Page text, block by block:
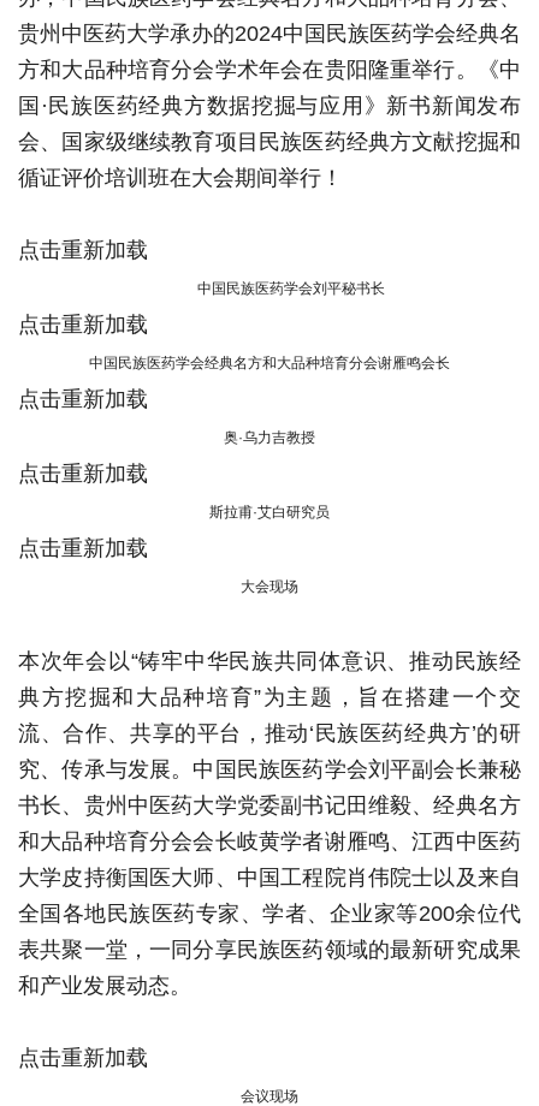
贵州中医药大学承办的2024中国民族医药学会经典名
方和大品种培育分会学术年会在贵阳隆重举行。《中
国·民族医药经典方数据挖掘与应用》新书新闻发布
会、国家级继续教育项目民族医药经典方文献挖掘和
循证评价培训班在大会期间举行！
点击重新加载
中国民族医药学会刘平秘书长
点击重新加载
中国民族医药学会经典名方和大品种培育分会谢雁鸣会长
点击重新加载
奥·乌力吉教授
点击重新加载
斯拉甫·艾白研究员
点击重新加载
大会现场
本次年会以“铸牢中华民族共同体意识、推动民族经
典方挖掘和大品种培育”为主题，旨在搭建一个交
流、合作、共享的平台，推动‘民族医药经典方’的研
究、传承与发展。中国民族医药学会刘平副会长兼秘
书长、贵州中医药大学党委副书记田维毅、经典名方
和大品种培育分会会长岐黄学者谢雁鸣、江西中医药
大学皮持衡国医大师、中国工程院肖伟院士以及来自
全国各地民族医药专家、学者、企业家等200余位代
表共聚一堂，一同分享民族医药领域的最新研究成果
和产业发展动态。
点击重新加载
会议现场